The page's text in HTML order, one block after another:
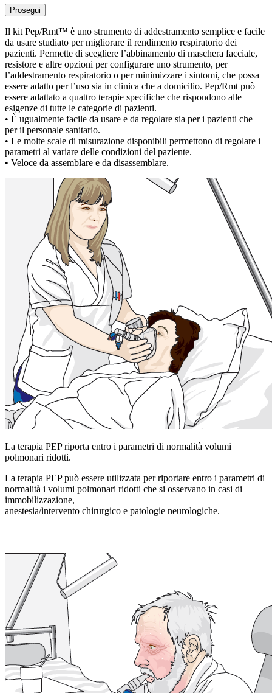
Prosegui
Il kit Pep/Rmt™ è uno strumento di addestramento semplice e facile
da usare studiato per migliorare il rendimento respiratorio dei
pazienti. Permette di scegliere l’abbinamento di maschera facciale,
resistore e altre opzioni per configurare uno strumento, per
l’addestramento respiratorio o per minimizzare i sintomi, che possa
essere adatto per l’uso sia in clinica che a domicilio. Pep/Rmt può
essere adattato a quattro terapie specifiche che rispondono alle
esigenze di tutte le categorie di pazienti.
• È ugualmente facile da usare e da regolare sia per i pazienti che
per il personale sanitario.
• Le molte scale di misurazione disponibili permettono di regolare i
parametri al variare delle condizioni del paziente.
• Veloce da assemblare e da disassemblare.
La terapia PEP riporta entro i parametri di normalità volumi
polmonari ridotti.
La terapia PEP può essere utilizzata per riportare entro i parametri di
normalità i volumi polmonari ridotti che si osservano in casi di
immobilizzazione,
anestesia/intervento chirurgico e patologie neurologiche.